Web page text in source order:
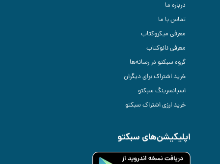
درباره ما
تماس با ما
معرفی میکروکتاب
معرفی نانوکتاب
گروه سبکتو در رسانه‌ها
خرید اشتراک برای دیگران
اسپانسرینگ سبکتو
خرید ارزی اشتراک سبکتو
اپلیکیشن‌های سبکتو